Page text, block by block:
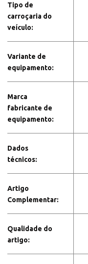
Tipo de
carroçaria do
veículo:
Variante de
equipamento:
Marca
fabricante de
equipamento:
Dados
técnicos:
Artigo
Complementar:
Qualidade do
artigo: